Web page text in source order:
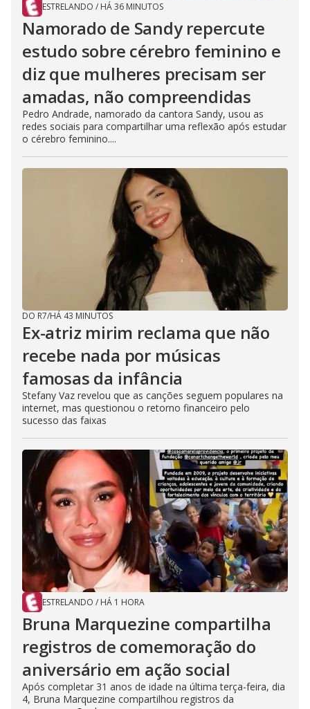
ESTRELANDO / HÁ 36 MINUTOS
Namorado de Sandy repercute
estudo sobre cérebro feminino e
diz que mulheres precisam ser
amadas, não compreendidas
Pedro Andrade, namorado da cantora Sandy, usou as
redes sociais para compartilhar uma reflexão após estudar
o cérebro feminino....
DO R7/HÁ 43 MINUTOS
Ex-atriz mirim reclama que não
recebe nada por músicas
famosas da infância
Stefany Vaz revelou que as canções seguem populares na
internet, mas questionou o retorno financeiro pelo
sucesso das faixas
ESTRELANDO / HÁ 1 HORA
Bruna Marquezine compartilha
registros de comemoração do
aniversário em ação social
Após completar 31 anos de idade na última terça-feira, dia
4, Bruna Marquezine compartilhou registros da